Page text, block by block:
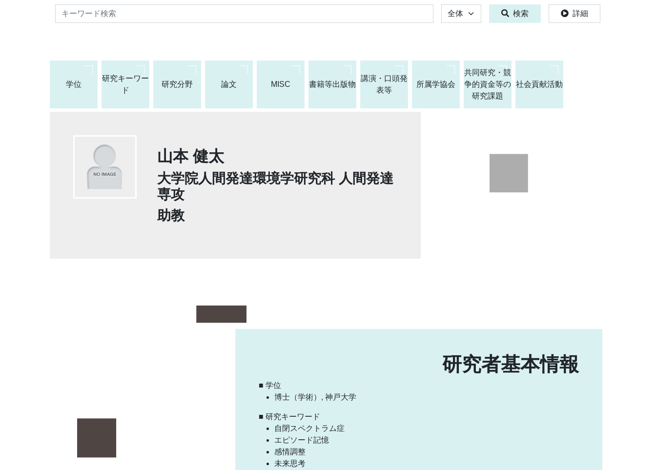
検索 全体 検索 詳細
学位
研究キーワー
ド
研究分野 論文 MISC 書籍等出版物
講演・口頭発
表等
所属学協会
共同研究・競
争的資金等の
研究課題
社会貢献活動
山本 健太
大学院人間発達環境学研究科 人間発達
専攻
助教
研究者基本情報
■ 学位
博士（学術）, 神戸大学
■ 研究キーワード
自閉スペクトラム症
エピソード記憶
感情調整
未来思考